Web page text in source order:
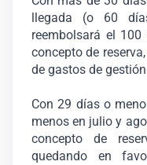
llegada (o 60
reembolsará el
concepto de
de gastos de
Con 29 días o
menos en julio y
concepto de
quedando en